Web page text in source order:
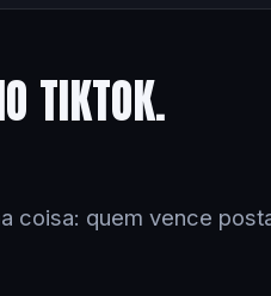
TIKTOK.
coisa: quem vence